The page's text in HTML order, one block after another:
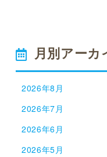
月別アーカ
2026年8月
2026年7月
2026年6月
2026年5月